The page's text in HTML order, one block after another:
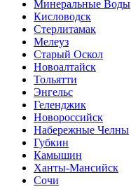
Минеральные Воды
Кисловодск
Стерлитамак
Мелеуз
Старый Оскол
Новоалтайск
Тольятти
Энгельс
Геленджик
Новороссийск
Набережные Челны
Губкин
Камышин
Ханты-Мансийск
Сочи